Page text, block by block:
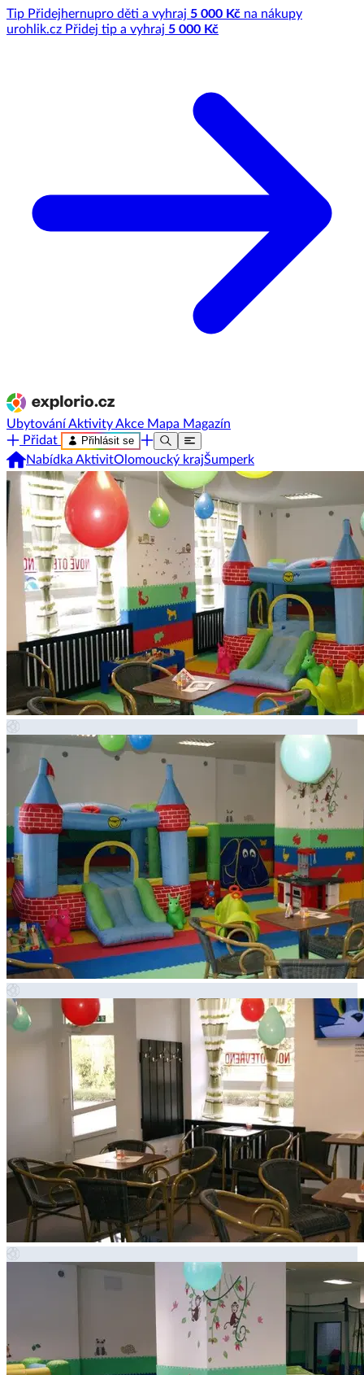
Tip Přidejhernupro děti a vyhraj 5 000 Kč na nákupy
urohlik.cz Přidej tip a vyhraj 5 000 Kč
UbytováníAktivityAkce Mapa Magazín
Přidat
Přihlásit se
Nabídka AktivitOlomoucký krajŠumperk